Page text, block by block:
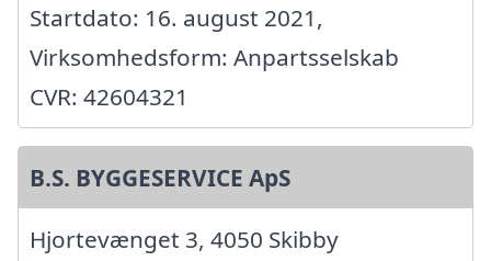
Startdato: 16. august 2021,
Virksomhedsform: Anpartsselskab
CVR: 42604321
B.S. BYGGESERVICE ApS
Hjortevænget 3, 4050 Skibby